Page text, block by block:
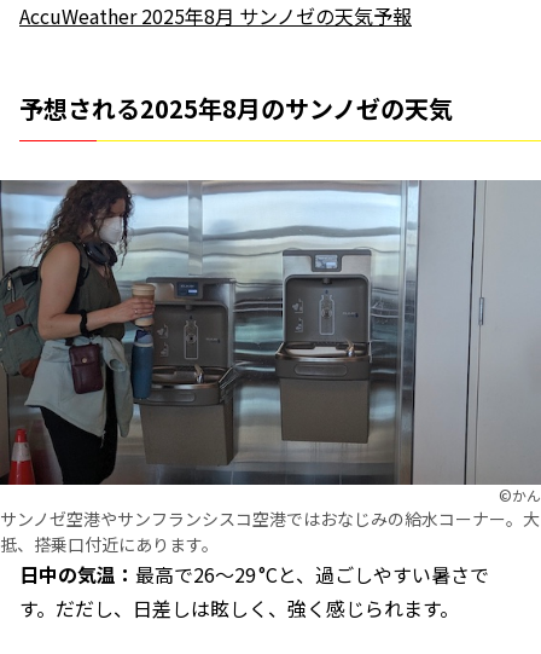
AccuWeather 2025年8月 サンノゼの天気予報
予想される2025年8月のサンノゼの天気
©︎かん
サンノゼ空港やサンフランシスコ空港ではおなじみの給水コーナー。大
抵、搭乗口付近にあります。
日中の気温： 最高で26〜29 °Cと、過ごしやすい暑さで
す。だだし、日差しは眩しく、強く感じられます。